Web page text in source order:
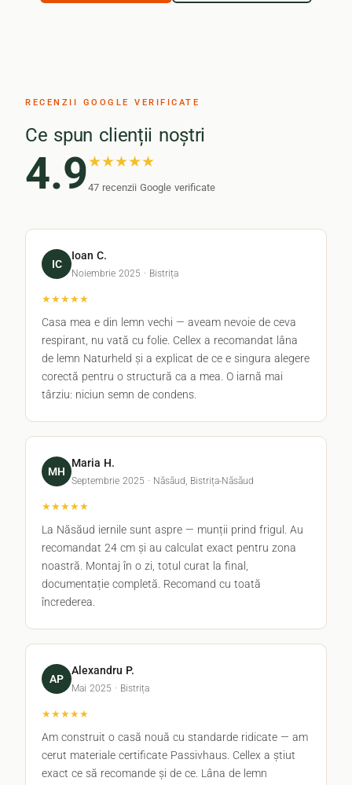
RECENZII GOOGLE VERIFICATE
Ce spun clienții noștri
4.9★★★★★
47 recenzii Google verificate
IC
Ioan C.
Noiembrie 2025 · Bistrița
★★★★★
Casa mea e din lemn vechi — aveam nevoie de ceva
respirant, nu vată cu folie. Cellex a recomandat lâna
de lemn Naturheld și a explicat de ce e singura alegere
corectă pentru o structură ca a mea. O iarnă mai
târziu: niciun semn de condens.
MH
Maria H.
Septembrie 2025 · Năsăud, Bistrița-Năsăud
★★★★★
La Năsăud iernile sunt aspre — munții prind frigul. Au
recomandat 24 cm și au calculat exact pentru zona
noastră. Montaj în o zi, totul curat la final,
documentație completă. Recomand cu toată
încrederea.
AP
Alexandru P.
Mai 2025 · Bistrița
★★★★★
Am construit o casă nouă cu standarde ridicate — am
cerut materiale certificate Passivhaus. Cellex a știut
exact ce să recomande și de ce. Lâna de lemn